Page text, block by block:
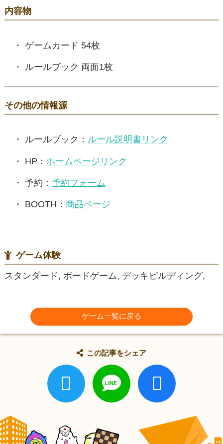
内容物
ゲームカード 54枚
ルールブック 両面1枚
その他の情報源
ルールブック： ルール説明書リンク
HP： ホームページリンク
予約： 予約フォーム
BOOTH： 商品ページ
ゲーム体験
スタンダード, ボードゲーム, デッキビルディング,
ゲーム一覧に戻る
この記事をシェア